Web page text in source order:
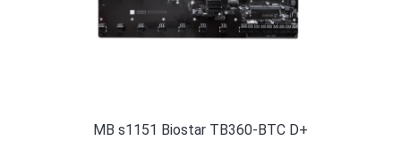
MB s1151 Biostar TB360-BTC D+